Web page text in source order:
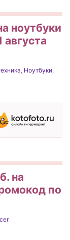
ноутбуки
, Ноутбуки,
на
по